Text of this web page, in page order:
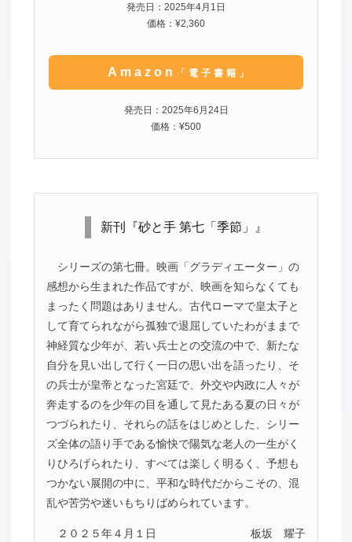
発売日：2025年4月1日
価格：¥2,360
Amazon 「電子書籍」
発売日：2025年6月24日
価格：¥500
新刊『砂と手 第七「季節」』
シリーズの第七冊。映画「グラディエーター」の
感想から生まれた作品ですが、映画を知らなくても
まったく問題はありません。古代ローマで皇太子と
して育てられながら孤独で退屈していたわがままで
神経質な少年が、若い兵士との交流の中で、新たな
自分を見い出して行く一日の思い出を語ったり、そ
の兵士が皇帝となった宮廷で、外交や内政に人々が
奔走するのを少年の目を通して見たある夏の日々が
つづられたり、それらの話をはじめとした、シリー
ズ全体の語り手である愉快で陽気な老人の一生がく
りひろげられたり、すべては楽しく明るく、予想も
つかない展開の中に、平和な時代だからこその、混
乱や苦労や迷いもちりばめられています。
２０２５年４月１日 板坂 耀子